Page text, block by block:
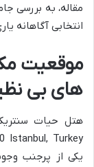
مقاله، به بررسی
انتخابی آگاهانه
موقعیت
های بی
یکی از پرجنب